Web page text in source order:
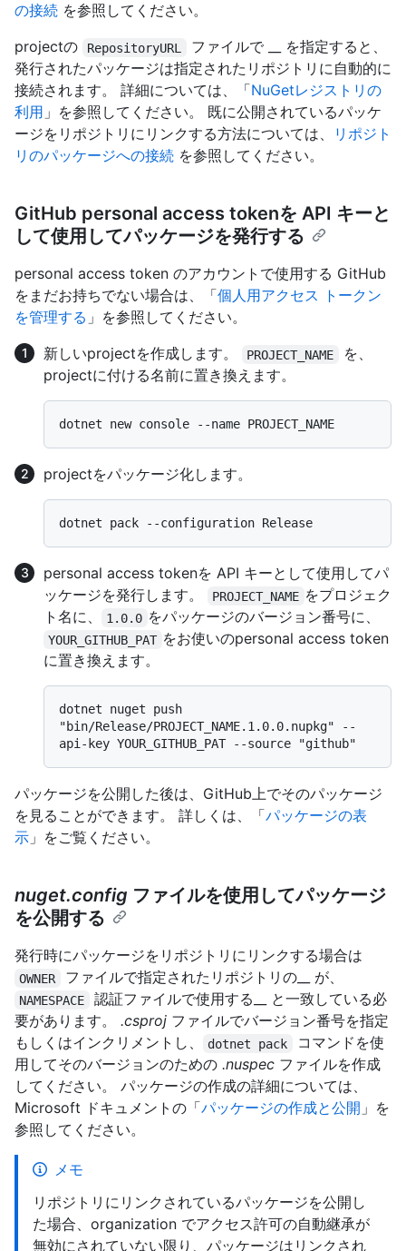
の接続 を参照してください。
projectの
RepositoryURL
ファイルで __ を指定すると、
発行されたパッケージは指定されたリポジトリに自動的に
接続されます。 詳細については、「NuGetレジストリの
利用 」を参照してください。 既に公開されているパッケ
ージをリポジトリにリンクする方法については、
リポジト
リのパッケージへの接続 を参照してください。
GitHub personal access tokenを API キーと
して使用してパッケージを発行する
personal access token のアカウントで使用する GitHub
をまだお持ちでない場合は、「個人用アクセス トークン
を管理する 」を参照してください。
新しいprojectを作成します。
PROJECT_NAME
を、
projectに付ける名前に置き換えます。
projectをパッケージ化します。
personal access tokenを API キーとして使用してパ
ッケージを発行します。
PROJECT_NAME をプロジェク
ト名に、
1.0.0 をパッケージのバージョン番号に、
YOUR_GITHUB_PAT をお使いのpersonal access token
に置き換えます。
dotnet nuget push
"bin/Release/PROJECT_NAME.1.0.0.nupkg" --
パッケージを公開した後は、GitHub上でそのパッケージ
を見ることができます。 詳しくは、「パッケージの表
示 」をご覧ください。
nuget.config ファイルを使用してパッケージ
を公開する
発行時にパッケージをリポジトリにリンクする場合は
OWNER ファイルで指定されたリポジトリの__ が、
NAMESPACE
認証ファイルで使用する__ と一致している必
要があります。 .csproj ファイルでバージョン番号を指定
もしくはインクリメントし、
dotnet pack
コマンドを使
用してそのバージョンのための .nuspec ファイルを作成
してください。 パッケージの作成の詳細については、
Microsoft ドキュメントの「パッケージの作成と公開 」を
参照してください。
メモ
リポジトリにリンクされているパッケージを公開し
た場合、organization でアクセス許可の自動継承が
無効にされていない限り、パッケージはリンクされ